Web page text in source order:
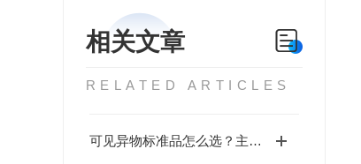
相关文章
RELATED ARTICLES
可见异物标准品怎么选？主流品牌型号详解+生产厂家避坑指南